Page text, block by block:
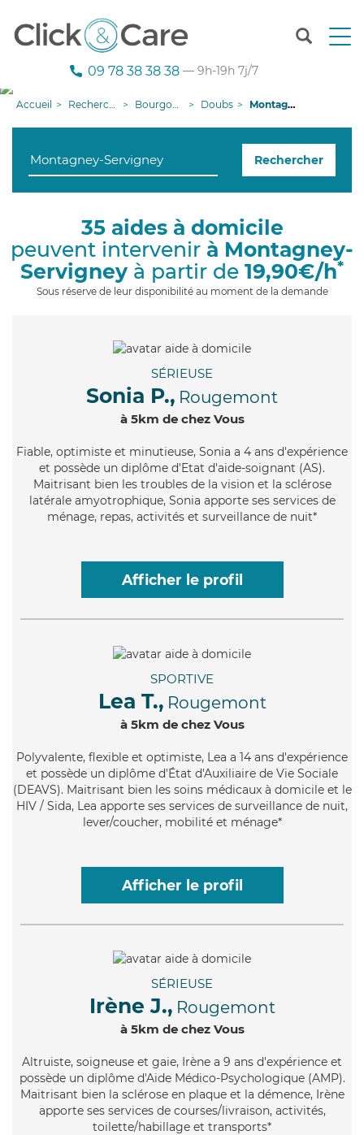
T
n
g
i
o
09 78 38 38 38 — 9h-19h 7j/7
Accueil Recherche aide à domicile Bourgogne-Franche-Comté Doubs Montagney-Servigney
Rechercher
35 aides à domicile
peuvent intervenir à Montagney-
Servigney à partir de 19,90€/h*
Sous réserve de leur disponibilité au moment de la demande
SÉRIEUSE
Sonia P., Rougemont
à 5km de chez Vous
Fiable, optimiste et minutieuse, Sonia a 4 ans d'expérience
et possède un diplôme d'Etat d'aide-soignant (AS).
Maitrisant bien les troubles de la vision et la sclérose
latérale amyotrophique, Sonia apporte ses services de
ménage, repas, activités et surveillance de nuit*
Afficher le profil
SPORTIVE
Lea T., Rougemont
à 5km de chez Vous
Polyvalente, flexible et optimiste, Lea a 14 ans d'expérience
et possède un diplôme d'État d'Auxiliaire de Vie Sociale
(DEAVS). Maitrisant bien les soins médicaux à domicile et le
HIV / Sida, Lea apporte ses services de surveillance de nuit,
lever/coucher, mobilité et ménage*
Afficher le profil
SÉRIEUSE
Irène J., Rougemont
à 5km de chez Vous
Altruiste, soigneuse et gaie, Irène a 9 ans d'expérience et
possède un diplôme d'Aide Médico-Psychologique (AMP).
Maitrisant bien la sclérose en plaque et la démence, Irène
apporte ses services de courses/livraison, activités,
toilette/habillage et transports*